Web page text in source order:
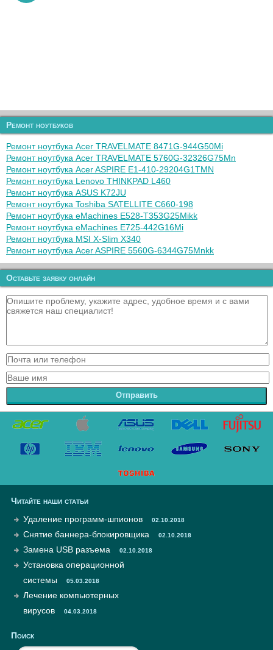
Ремонт ноутбуков
Ремонт ноутбука Acer TRAVELMATE 8471G-944G50Mi
Ремонт ноутбука Acer TRAVELMATE 5760G-32326G75Mn
Ремонт ноутбука Acer ASPIRE E1-410-29204G1TMN
Ремонт ноутбука Lenovo THINKPAD L460
Ремонт ноутбука ASUS K72JU
Ремонт ноутбука Toshiba SATELLITE C660-198
Ремонт ноутбука eMachines E528-T353G25Mikk
Ремонт ноутбука eMachines E725-442G16Mi
Ремонт ноутбука MSI X-Slim X340
Ремонт ноутбука Acer ASPIRE 5560G-6344G75Mnkk
Оставьте заявку онлайн
Отправить
Читайте наши статьи
Удаление программ-шпионов
02.10.2018
Снятие баннера-блокировщика 02.10.2018
Замена USB разъема 02.10.2018
Установка операционной
системы
05.03.2018
Лечение компьютерных
вирусов
04.03.2018
Поиск